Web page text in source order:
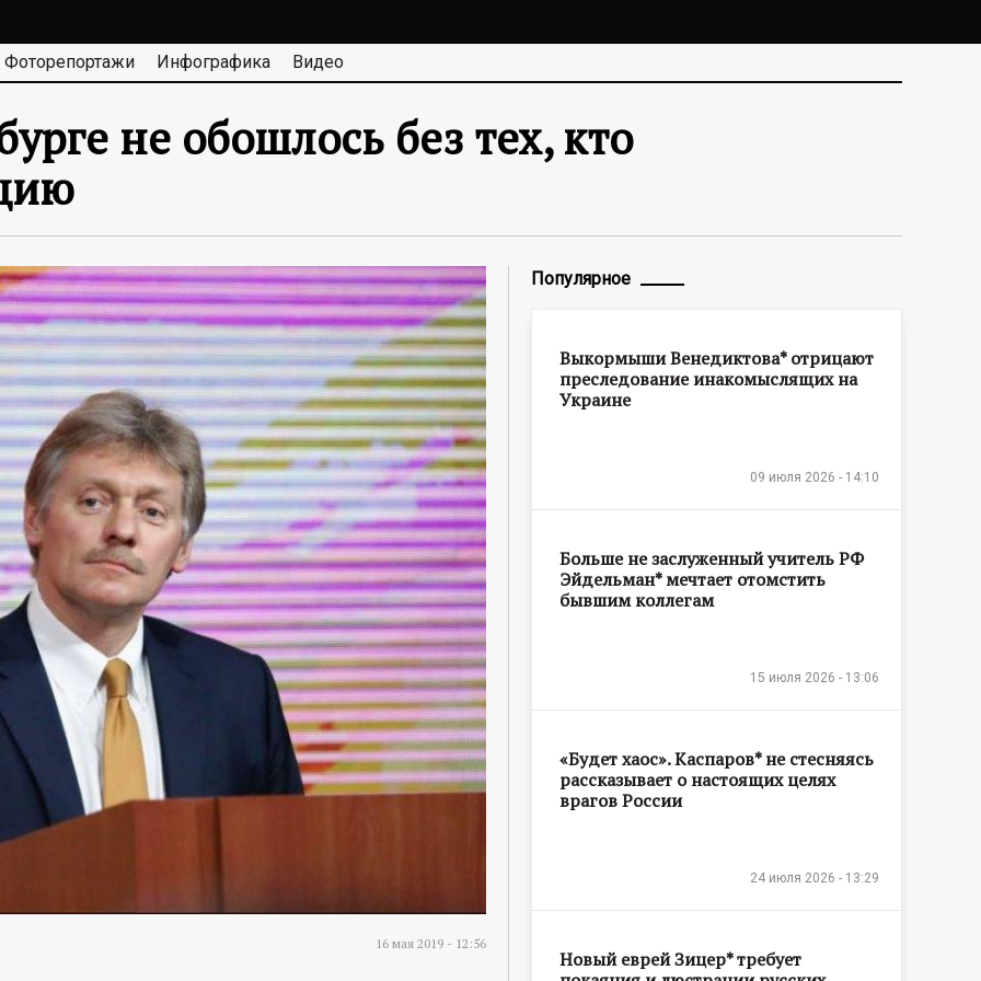
Фоторепортажи Инфографика Видео
не обошлось без тех, кто
16 мая 2019 - 12:56
Популярное
Выкормыши Венедиктова* отрицают
преследование инакомыслящих на
Украине
09 июля 2026 - 14:10
Больше не заслуженный учитель РФ
Эйдельман* мечтает отомстить
бывшим коллегам
15 июля 2026 - 13:06
«Будет хаос». Каспаров* не стесняясь
рассказывает о настоящих целях
врагов России
24 июля 2026 - 13:29
Новый еврей Зицер* требует